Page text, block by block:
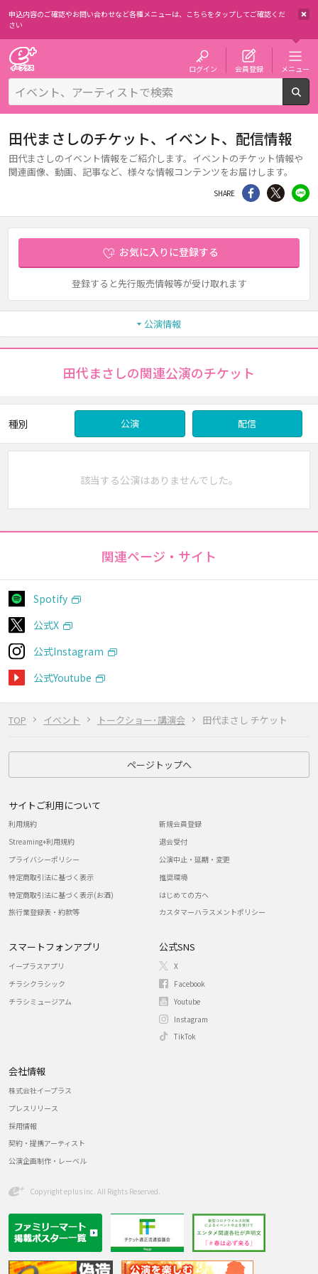
申込内容のご確認やお問い合わせなど各種メニューは、 こちらをタップしてご確認くだ
さい
ログイン 会員登録 メニュー
TOP イベント トークショー･講演会 田代まさし チケット
田代まさしのチケット、イベント、配信情報
田代まさしのイベント情報をご紹介します。イベントのチケット情報や
関連画像、動画、記事など、様々な情報コンテンツをお届けします。
SHARE シェア Twitter
お気に入りに登録する
登録すると先行販売情報等が受け取れます
公演情報
田代まさしの関連公演のチケット
種別 公演 配信
該当する公演はありませんでした。
関連ページ・サイト
Spotify
公式X
公式Instagram
公式Youtube
ページトップへ
サイトご利用について
利用規約
Streaming+利用規約
プライバシーポリシー
特定商取引法に基づく表示
特定商取引法に基づく表示(お酒)
旅行業登録表・約款等
新規会員登録
退会受付
公演中止・延期・変更
推奨環境
はじめての方へ
カスタマーハラスメントポリシー
スマートフォンアプリ
イープラスアプリ
チラシクラシック
チラシミュージアム
公式SNS
X
Facebook
Youtube
Instagram
TikTok
会社情報
株式会社イープラス
プレスリリース
採用情報
契約・提携アーティスト
公演企画制作・レーベル
Copyright eplus inc. All Rights Reserved.